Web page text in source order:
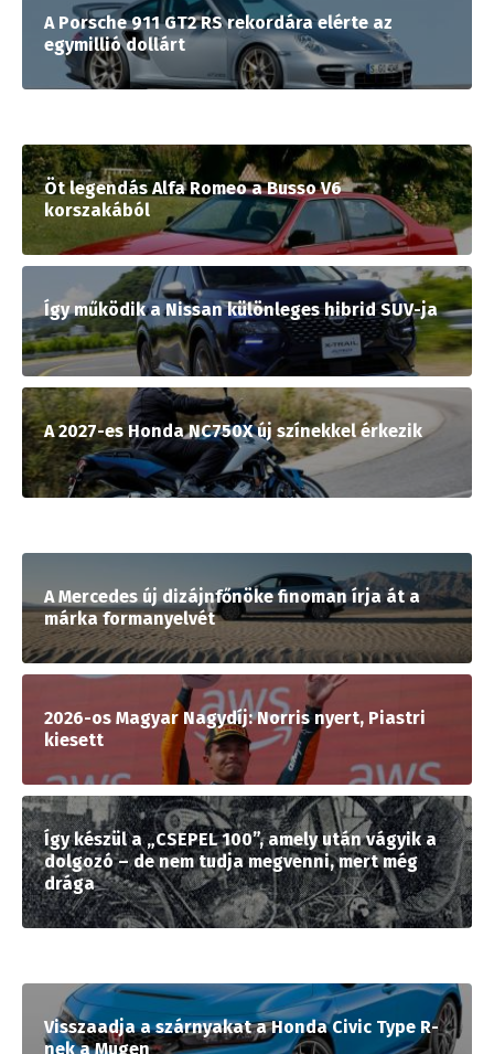
A Porsche 911 GT2 RS rekordára elérte az
egymillió dollárt
Öt legendás Alfa Romeo a Busso V6
korszakából
Így működik a Nissan különleges hibrid SUV-ja
A 2027-es Honda NC750X új színekkel érkezik
A Mercedes új dizájnfőnöke finoman írja át a
márka formanyelvét
2026-os Magyar Nagydíj: Norris nyert, Piastri
kiesett
Így készül a „CSEPEL 100”, amely után vágyik a
dolgozó – de nem tudja megvenni, mert még
drága
Visszaadja a szárnyakat a Honda Civic Type R-
nek a Mugen